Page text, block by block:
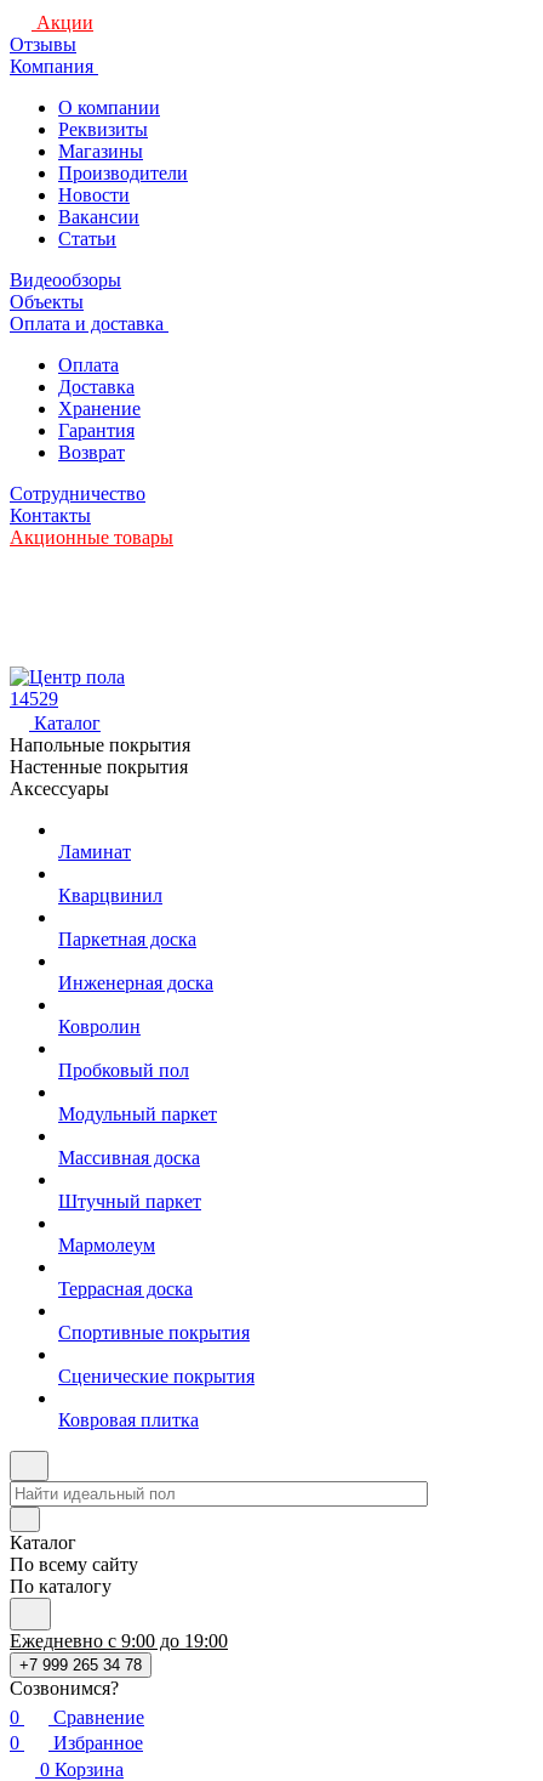
Акции
Отзывы
Компания
О компании
Реквизиты
Магазины
Производители
Новости
Вакансии
Статьи
Видеообзоры
Объекты
Оплата и доставка
Оплата
Доставка
Хранение
Гарантия
Возврат
Сотрудничество
Контакты
Акционные товары
14529
Каталог
Напольные покрытия
Настенные покрытия
Аксессуары
Ламинат
Кварцвинил
Паркетная доска
Инженерная доска
Ковролин
Пробковый пол
Модульный паркет
Массивная доска
Штучный паркет
Мармолеум
Террасная доска
Спортивные покрытия
Сценические покрытия
Ковровая плитка
Каталог
По всему сайту
По каталогу
Ежедневно с 9:00 до 19:00
+7 999 265 34 78
Созвонимся?
0
Сравнение
0
Избранное
0 Корзина